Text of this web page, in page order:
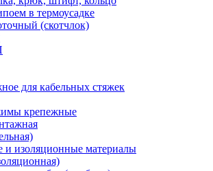
в термоусадке
(скотчлок)
для кабельных стяжек
крепежные
и изоляционные материалы